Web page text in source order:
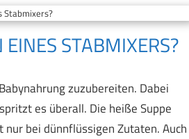
STABMIXERS?
zuzubereiten. Dabei
es überall. Die heiße Suppe
bei dünnflüssigen Zutaten. Auch